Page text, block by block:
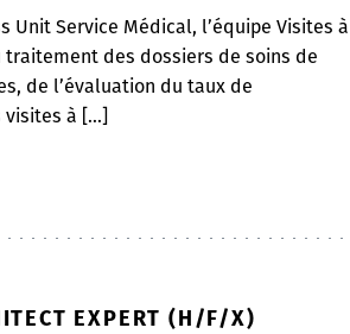
Unit Service Médical, l’équipe Visites à
traitement des dossiers de soins de
de l’évaluation du taux de
à [...]
EXPERT (H/F/X)